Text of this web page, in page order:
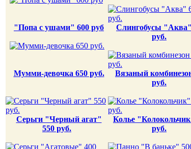
"Попа с ушами" 600 руб
Слингобусы
руб.
Мумми-девочка 650 руб.
Вязаный
руб.
Cерьги "Черный агат"
550 руб.
Колье
руб.